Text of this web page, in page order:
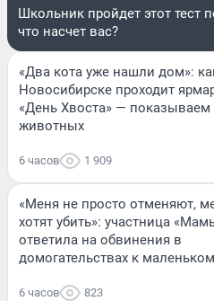
Школьник пройдет этот тест
что насчет вас?
«Два кота уже нашли дом»:
Новосибирске проходит
«День Хвоста» — показываем
животных
6 часов 1 909
«Меня не просто отменяют,
хотят убить»: участница
ответила на обвинения в
домогательствах к
6 часов 823